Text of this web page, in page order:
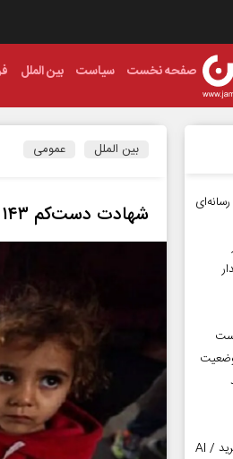
صفحه نخست سیاست بین الملل
بین الملل عمومی
شهادت دست‌کم ۱۴۳ فلسطینی در موج توحش اخیر صهیونیست‌ها
وضعیت
تا دیر نشده جلوی هوش مصنوعی را بگیرید / AI